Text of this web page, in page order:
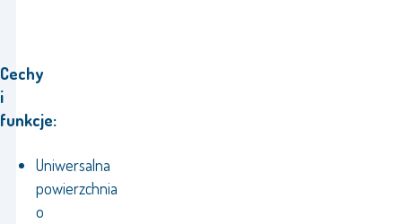
Cechy
i
funkcje:
Uniwersalna
powierzchnia
o